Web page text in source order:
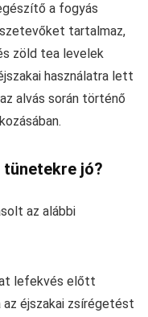
a fogyás
tartalmaz,
zöld tea levelek
használatra lett
alvás során történő
tünetekre jó?
az alábbi
lefekvés előtt
éjszakai zsírégetést